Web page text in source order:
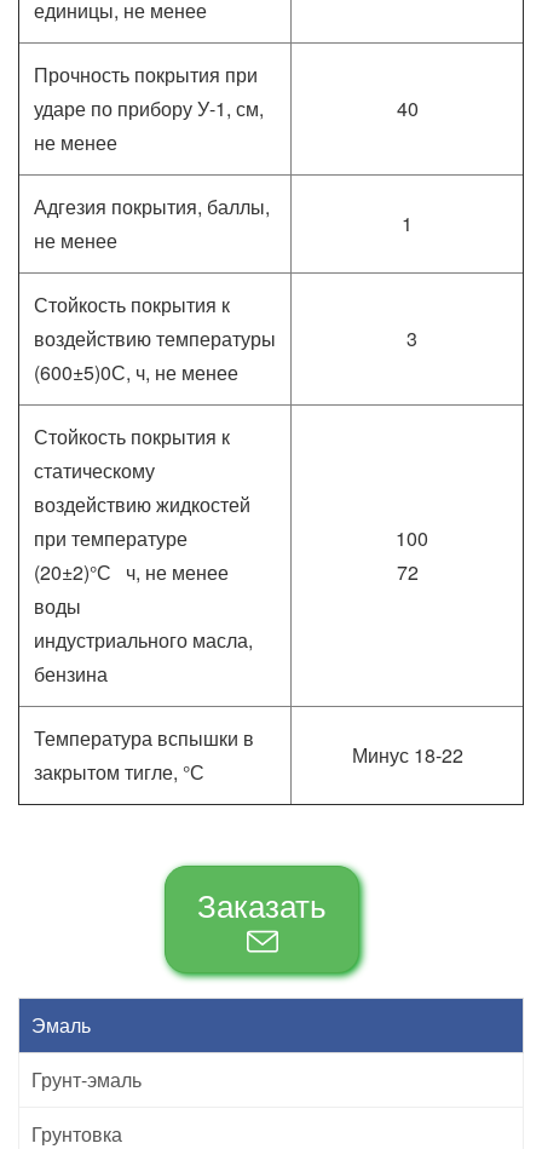
единицы, не менее
Прочность покрытия при
ударе по прибору У-1, см,
не менее
40
Адгезия покрытия, баллы,
не менее
1
Стойкость покрытия к
воздействию температуры
(600±5)0С, ч, не менее
3
Стойкость покрытия к
статическому
воздействию жидкостей
при температуре
(20±2)°С ч, не менее
воды
индустриального масла,
бензина
100
72
Температура вспышки в
закрытом тигле, °С
Минус 18-22
Заказать
Эмаль
Грунт-эмаль
Грунтовка